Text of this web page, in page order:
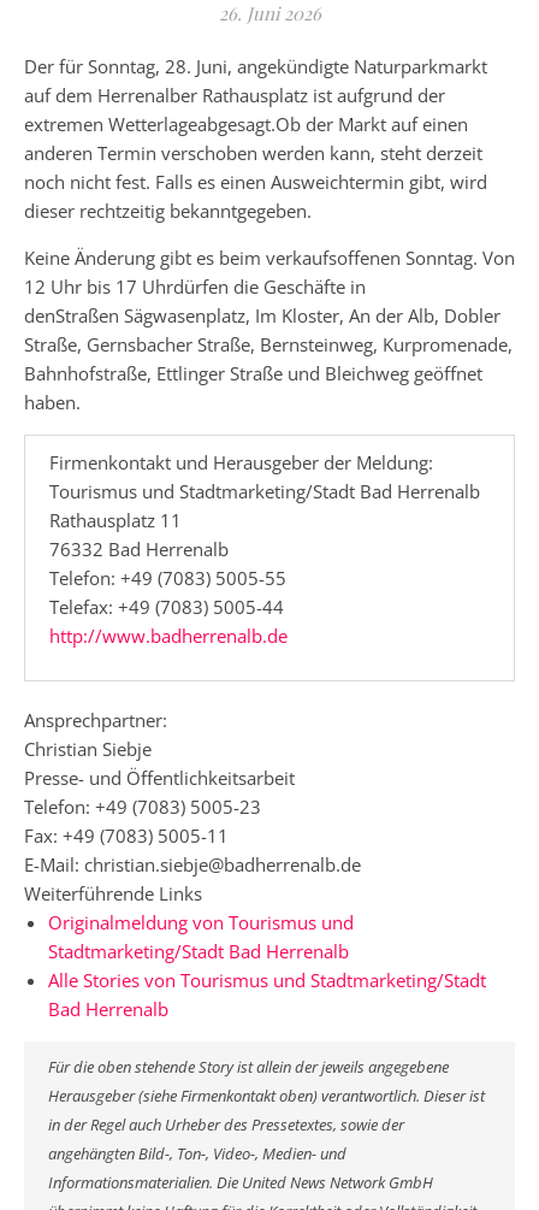
26. Juni 2026
Der für Sonntag, 28. Juni, angekündigte Naturparkmarkt
auf dem Herrenalber Rathausplatz ist aufgrund der
extremen Wetterlageabgesagt.Ob der Markt auf einen
anderen Termin verschoben werden kann, steht derzeit
noch nicht fest. Falls es einen Ausweichtermin gibt, wird
dieser rechtzeitig bekanntgegeben.
Keine Änderung gibt es beim verkaufsoffenen Sonntag. Von
12 Uhr bis 17 Uhrdürfen die Geschäfte in
denStraßen Sägwasenplatz, Im Kloster, An der Alb, Dobler
Straße, Gernsbacher Straße, Bernsteinweg, Kurpromenade,
Bahnhofstraße, Ettlinger Straße und Bleichweg geöffnet
haben.
Firmenkontakt und Herausgeber der Meldung:
Tourismus und Stadtmarketing/Stadt Bad Herrenalb
Rathausplatz 11
76332 Bad Herrenalb
Telefon: +49 (7083) 5005-55
Telefax: +49 (7083) 5005-44
http://www.badherrenalb.de
Ansprechpartner:
Christian Siebje
Presse- und Öffentlichkeitsarbeit
Telefon: +49 (7083) 5005-23
Fax: +49 (7083) 5005-11
E-Mail: christian.siebje@badherrenalb.de
Weiterführende Links
Originalmeldung von Tourismus und
Stadtmarketing/Stadt Bad Herrenalb
Alle Stories von Tourismus und Stadtmarketing/Stadt
Bad Herrenalb
Für die oben stehende Story ist allein der jeweils angegebene
Herausgeber (siehe Firmenkontakt oben) verantwortlich. Dieser ist
in der Regel auch Urheber des Pressetextes, sowie der
angehängten Bild-, Ton-, Video-, Medien- und
Informationsmaterialien. Die United News Network GmbH